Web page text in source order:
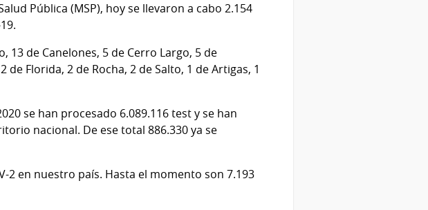
Pública (MSP), hoy se llevaron a cabo 2.154
13 de Canelones, 5 de Cerro Largo, 5 de
de Florida, 2 de Rocha, 2 de Salto, 1 de Artigas, 1
se han procesado 6.089.116 test y se han
nacional. De ese total 886.330 ya se
2 en nuestro país. Hasta el momento son 7.193